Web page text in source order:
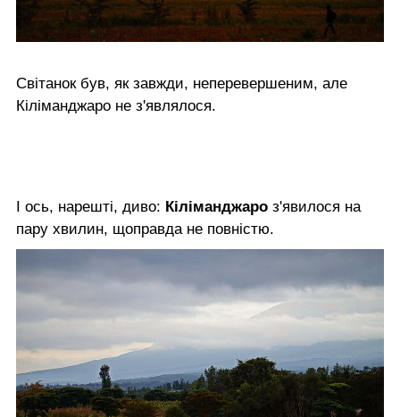
Світанок був, як завжди, неперевершеним, але
Кіліманджаро не з'являлося.
І ось, нарешті, диво: Кіліманджаро з'явилося на
пару хвилин, щоправда не повністю.